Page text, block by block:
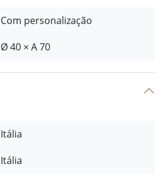
Com personalização
Ø 40 × A 70
Itália
Itália